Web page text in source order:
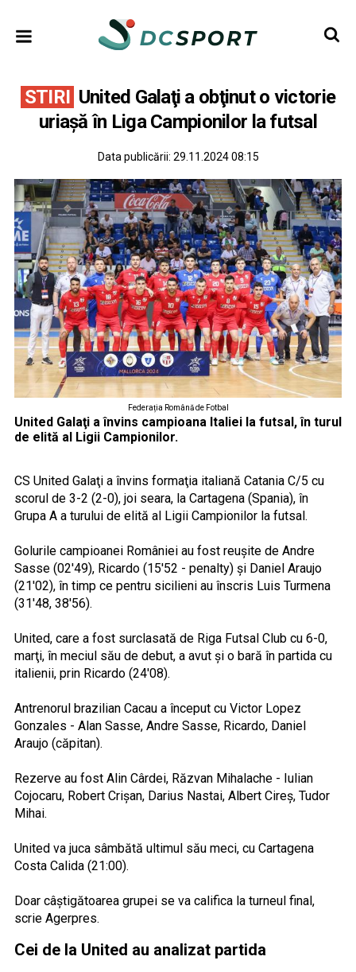
STIRI United Galaţi a obţinut o victorie
uriaşă în Liga Campionilor la futsal
Data publicării: 29.11.2024 08:15
Federația Română de Fotbal
United Galaţi a învins campioana Italiei la futsal, în turul
de elită al Ligii Campionilor.
CS United Galaţi a învins formaţia italiană Catania C/5 cu
scorul de 3-2 (2-0), joi seara, la Cartagena (Spania), în
Grupa A a turului de elită al Ligii Campionilor la futsal.
Golurile campioanei României au fost reuşite de Andre
Sasse (02'49), Ricardo (15'52 - penalty) şi Daniel Araujo
(21'02), în timp ce pentru sicilieni au înscris Luis Turmena
(31'48, 38'56).
United, care a fost surclasată de Riga Futsal Club cu 6-0,
marţi, în meciul său de debut, a avut şi o bară în partida cu
italienii, prin Ricardo (24'08).
Antrenorul brazilian Cacau a început cu Victor Lopez
Gonzales - Alan Sasse, Andre Sasse, Ricardo, Daniel
Araujo (căpitan).
Rezerve au fost Alin Cârdei, Răzvan Mihalache - Iulian
Cojocaru, Robert Crişan, Darius Nastai, Albert Cireş, Tudor
Mihai.
United va juca sâmbătă ultimul său meci, cu Cartagena
Costa Calida (21:00).
Doar câştigătoarea grupei se va califica la turneul final,
scrie Agerpres.
Cei de la United au analizat partida